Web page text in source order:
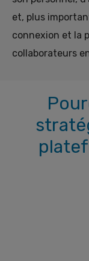
et, plus
connexion et la
collaborateurs